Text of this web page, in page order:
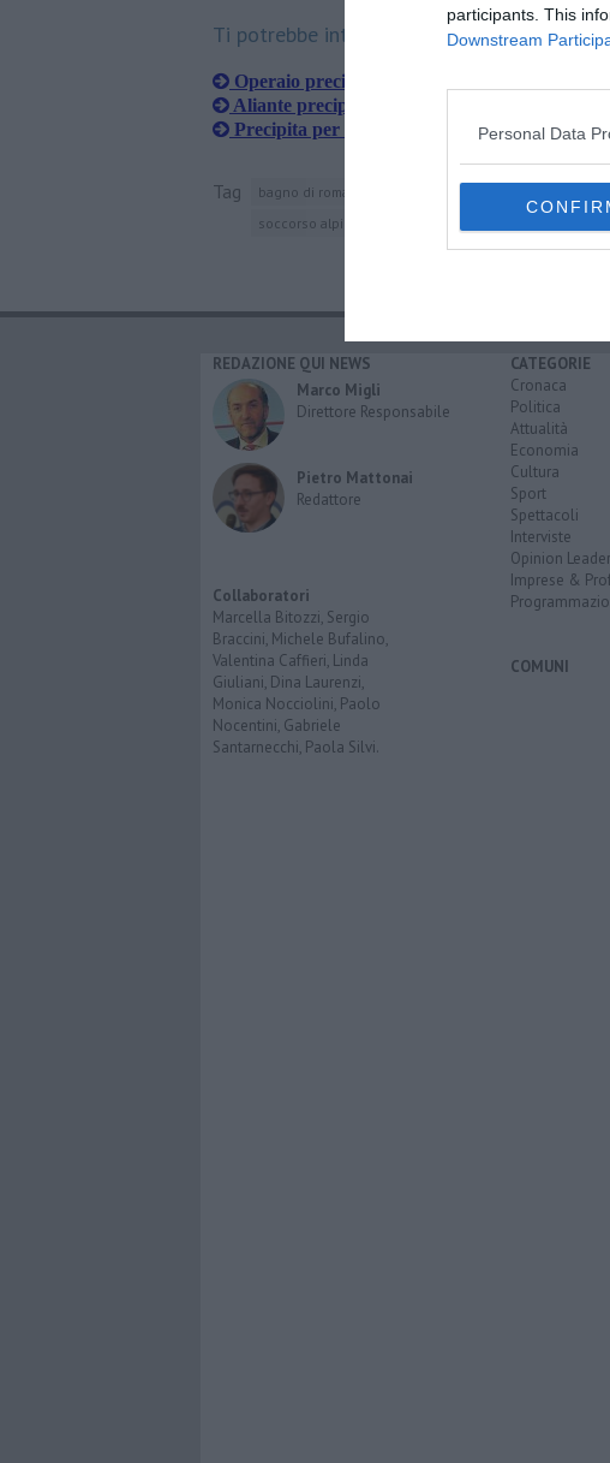
participants. This
Downstream
Personal Data
Ti potrebbe interessare anche:
Operaio precipita dal tetto del capannone
Aliante precipita dopo il decollo, morto pilota
Precipita per 25 metri in un dirupo
Tag bagno di romagna
soccorso alpino
REDAZIONE QUI NEWS
Marco Migli
Direttore Responsabile
Pietro Mattonai
Redattore
Collaboratori
Marcella Bitozzi, Sergio
Braccini, Michele Bufalino,
Valentina Caffieri, Linda
Giuliani, Dina Laurenzi,
Monica Nocciolini, Paolo
Nocentini, Gabriele
Santarnecchi, Paola Silvi.
CATEGORIE
Cronaca
Politica
Attualità
Economia
Cultura
Sport
Spettacoli
Interviste
Opinion Leader
Imprese &
COMUNI